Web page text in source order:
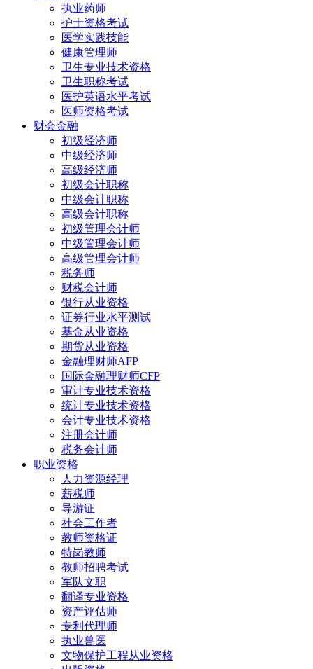
执业药师
护士资格考试
医学实践技能
健康管理师
卫生专业技术资格
卫生职称考试
医护英语水平考试
医师资格考试
财会金融
初级经济师
中级经济师
高级经济师
初级会计职称
中级会计职称
高级会计职称
初级管理会计师
中级管理会计师
高级管理会计师
税务师
财税会计师
银行从业资格
证券行业水平测试
基金从业资格
期货从业资格
金融理财师AFP
国际金融理财师CFP
审计专业技术资格
统计专业技术资格
会计专业技术资格
注册会计师
税务会计师
职业资格
人力资源经理
薪税师
导游证
社会工作者
教师资格证
特岗教师
教师招聘考试
军队文职
翻译专业资格
资产评估师
专利代理师
执业兽医
文物保护工程从业资格